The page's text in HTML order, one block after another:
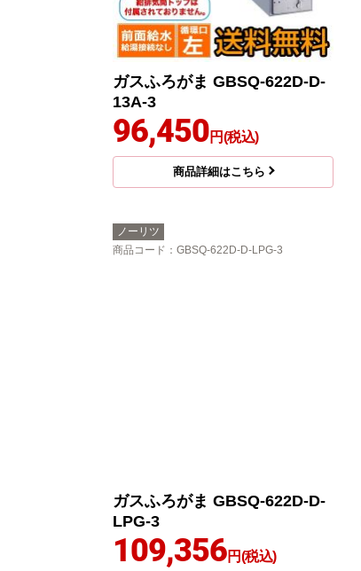
ガスふろがま GBSQ-622D-D-
13A-3
96,450円(税込)
商品詳細はこちら
ノーリツ
商品コード ：GBSQ-622D-D-LPG-3
ガスふろがま GBSQ-622D-D-
LPG-3
109,356円(税込)